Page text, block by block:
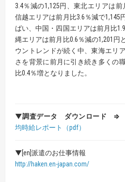
3.4％減の1,125円、東北エリアは
信越エリアは前月比3.6％減で1,145
ばい、中国・四国エリアは前月比
縄エリアは前月比0.6％減の1,201円
ウントレンドが続く中、東海エリ
さを背景に前月に引き続き多くの
比0.4％増となりました。
▼調査データ ダウンロード
均時給レポート
（pdf）
▼[en]派遣のお仕事情報
http://haken.en-japan.com/